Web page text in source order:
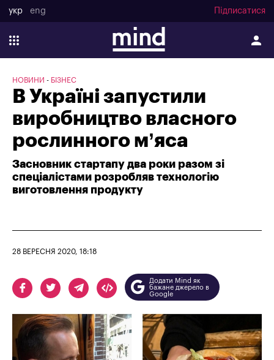
укр eng Підписатися
НОВИНИ БІЗНЕС
В Україні запустили
виробництво власного
рослинного м’яса
Засновник стартапу два роки разом зі
спеціалістами розробляв технологію
виготовлення продукту
28 ВЕРЕСНЯ 2020, 18:18
Додати Mind як
бажане джерело в
Google